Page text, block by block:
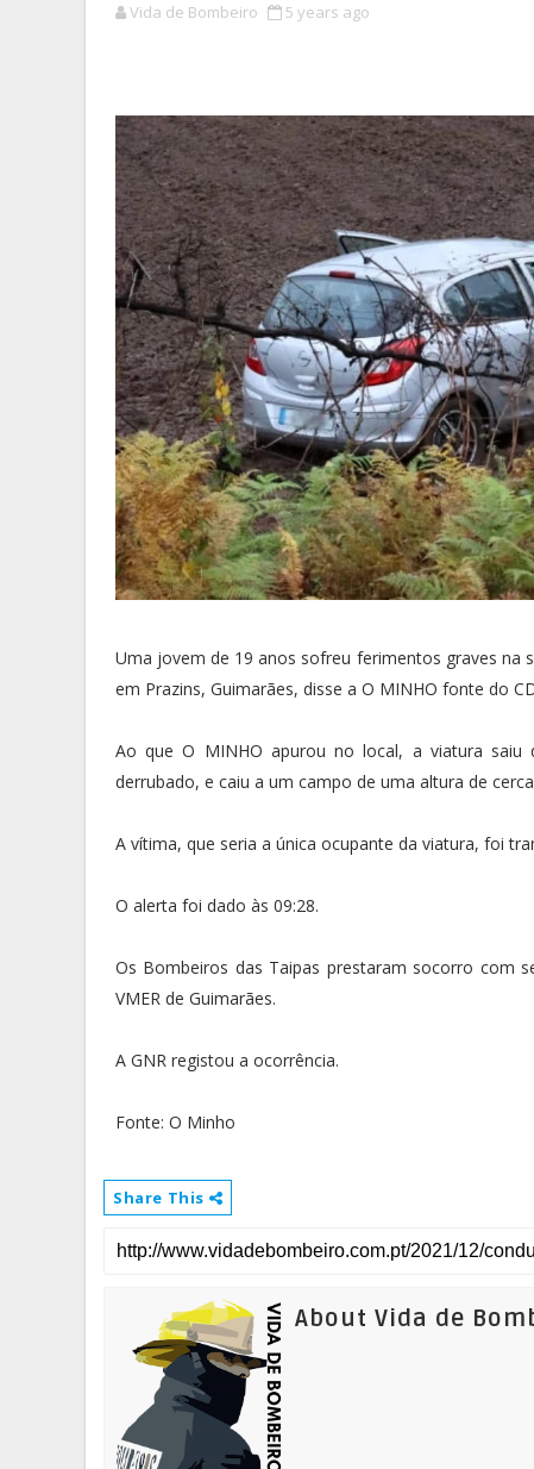
Vida de Bombeiro 5 years ago
Uma jovem de 19 anos sofreu ferimentos graves na
em Prazins, Guimarães, disse a O MINHO fonte do
Ao que O MINHO apurou no local, a viatura
derrubado, e caiu a um campo de uma altura de
A vítima, que seria a única ocupante da viatura, foi
O alerta foi dado às 09:28.
Os Bombeiros das Taipas prestaram socorro com
VMER de Guimarães.
A GNR registou a ocorrência.
Fonte: O Minho
Share This
About Vida de